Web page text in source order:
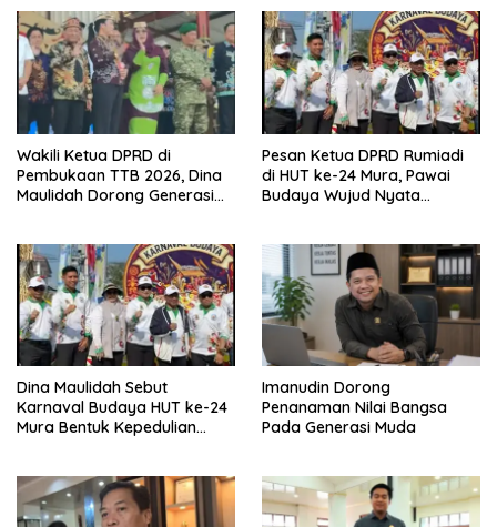
Wakili Ketua DPRD di
Pembukaan TTB 2026, Dina
Maulidah Dorong Generasi
Pesan Ketua DPRD Rumiadi
di HUT ke-24 Mura, Pawai
Budaya Wujud Nyata
Dina Maulidah Sebut
Karnaval Budaya HUT ke-24
Mura Bentuk Kepedulian
Imanudin Dorong
Penanaman Nilai Bangsa
Pada Generasi Muda